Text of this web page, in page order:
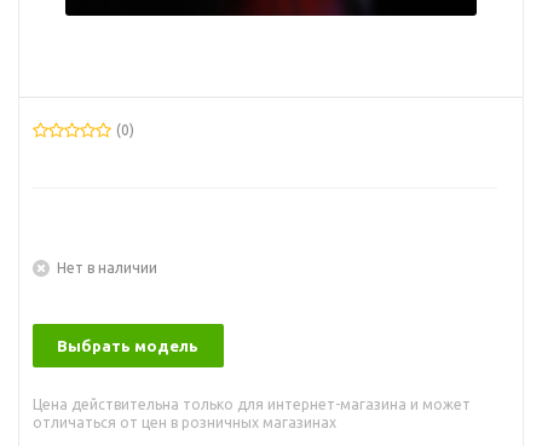
(0)
Нет в наличии
Выбрать модель
Цена действительна только для интернет-магазина и может
отличаться от цен в розничных магазинах